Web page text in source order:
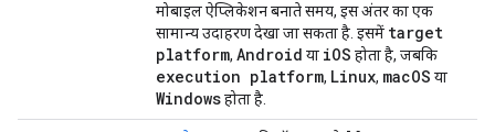
मोबाइल ऐप्लिकेशन बनाते समय, इस अंतर का एक
सामान्य उदाहरण देखा जा सकता है. इसमें target
platform, Android या iOS होता है, जबकि
execution platform, Linux, macOS या
Windowsहोता है.